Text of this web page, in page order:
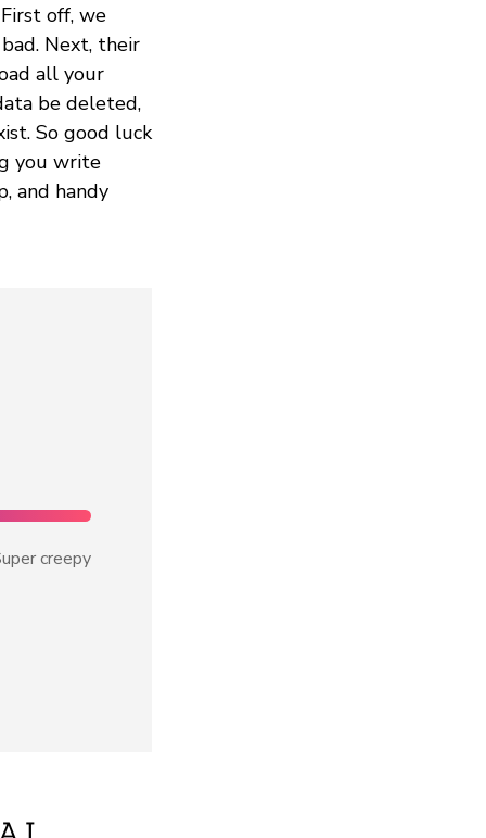
off, we
Next, their
all your
be deleted,
So good luck
you write
and handy
creepy